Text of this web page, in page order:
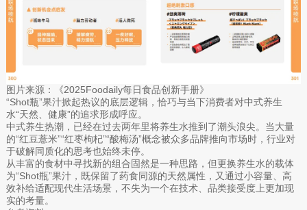
图片来源：《2025Foodaily每日食品创新手册》
“Shot瓶”果汁掀起热议的底层逻辑，恰巧与当下消费者对中式养生
水“天然、健康”的追求形成呼应。
中式养生热潮，已经在过去两年里将养生水推到了潮头浪尖。当大量
的“红豆薏米”“红枣枸杞”“酸梅汤”概念被众多品牌推向市场时，行业对
于破解同质化的思考也始终未停。
从丰富的食材中寻找新的组合固然是一种思路，但更换养生水的载体
为“Shot瓶”果汁，既保留了药食同源的天然属性，又通过小容量、高
效补给适配现代生活场景，不失为一个在技术、品类接受度上更加现
实的考量。